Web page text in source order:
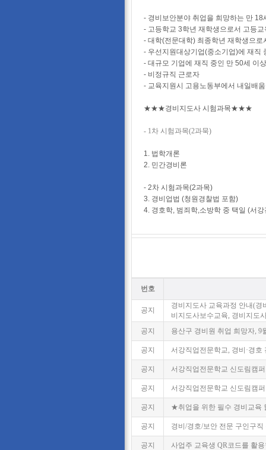
- 경비보안분야 취업을 희망하는 만
- 고등학교 3학년 재학생으로서 고등
- 대학(전문대학) 최종학년 재학생으
- 우선지원대상기업(중소기업)에 재직
- 대규모 기업에 재직 중인 만 50세 이
- 비정규직 근로자
- 교육지원시 고용노동부에서 내일배
★★★경비지도사 시험과목★★★
- 1차 시험과목(2과묵)
1. 법학개론
2. 민간경비론
- 2차 시험과목(2과목)
3. 경비업법 (청원경찰법 포함)
4. 경호학, 범죄학,소방학 중 택일 (서
번호
공지
경비지도사 교육과정 안내(경
비지도사보수교육, 경비지도
공지
용산구 경비원 취업 희망자, 9
공지 서강직업전문학교, 경비·경호
공지 서강직업전문학교 신도림캠
공지 서강직업전문학교 신도림캠
공지 ★취업을 위한 필수 경비교육
공지 경비/경호/보안 전문 구인구
공지 사업주 교육생 QR코드를 활